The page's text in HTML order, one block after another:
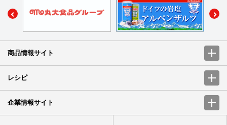
商品情報サイト
レシピ
企業情報サイト